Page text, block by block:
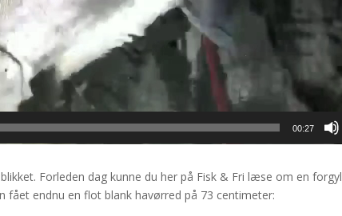
00:27
Forleden dag kunne du her på Fisk & Fri læse om en
fået endnu en flot blank havørred på 73 centimeter: